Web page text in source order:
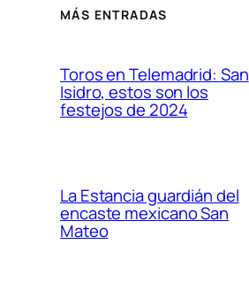
MÁS ENTRADAS
Toros en Telemadrid: San
Isidro, estos son los
festejos de 2024
La Estancia guardián del
encaste mexicano San
Mateo